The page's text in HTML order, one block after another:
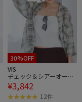
30%OFF
VIS
チェック＆シアーオーバ
ーシャツ
¥3,842
12件